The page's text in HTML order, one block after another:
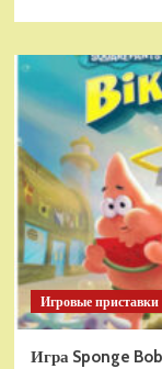
Игровые приставки
Игра Sponge